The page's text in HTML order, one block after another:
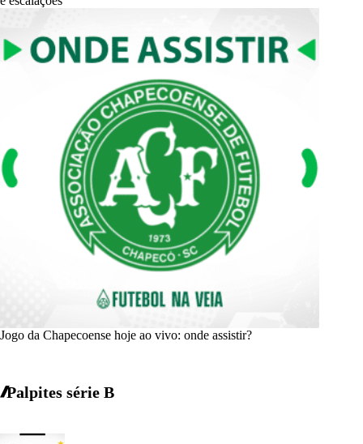
Jogo da Chapecoense hoje ao vivo: onde assistir?
Palpites série B